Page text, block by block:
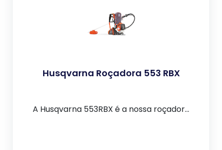
Husqvarna Roçadora 553 RBX
A Husqvarna 553RBX é a nossa roçador...